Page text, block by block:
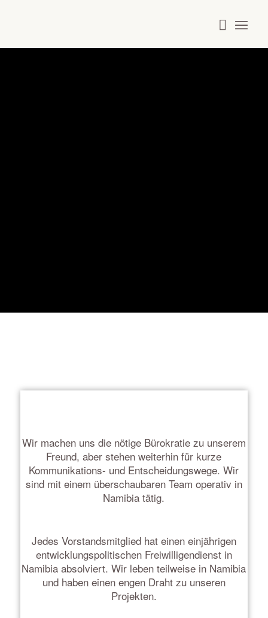
Wir machen uns die nötige Bürokratie zu unserem
Freund, aber stehen weiterhin für kurze
Kommunikations- und Entscheidungswege. Wir
sind mit einem überschaubaren Team operativ in
Namibia tätig.
Jedes Vorstandsmitglied hat einen einjährigen
entwicklungspolitischen Freiwilligendienst in
Namibia absolviert. Wir leben teilweise in Namibia
und haben einen engen Draht zu unseren
Projekten.